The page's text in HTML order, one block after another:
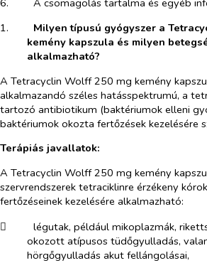
6.​
A csomagolás tartalma és egyéb
1.​
Milyen típusú gyógyszer a
kemény kapszula és milyen
alkalmazható?
A Tetracyclin Wolff 250 mg kemény
alkalmazandó széles hatásspektrumú, a
tartozó antibiotikum (baktériumok elleni
baktériumok okozta fertőzések kezelésére
Terápiás javallatok:
A Tetracyclin Wolff 250 mg kemény
szervrendszerek tetraciklinre érzékeny
fertőzéseinek kezelésére alkalmazható:
​
légutak, például mikoplazmák,
okozott atípusos tüdőgyulladás,
hörgőgyulladás akut fellángolásai,